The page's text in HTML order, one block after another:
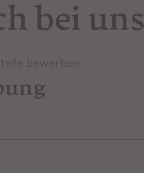
bei uns
bewerben: